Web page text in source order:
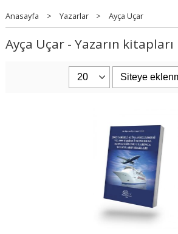
Anasayfa > Yazarlar > Ayça Uçar
Ayça Uçar - Yazarın kitapları